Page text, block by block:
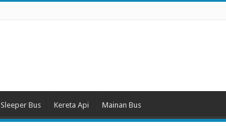
Sleeper Bus Kereta Api Mainan Bus